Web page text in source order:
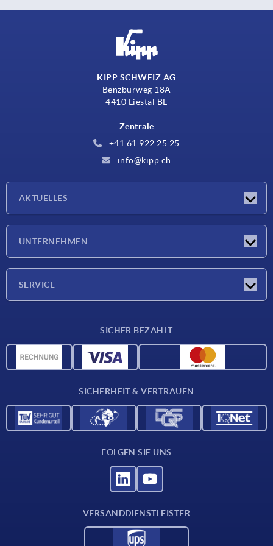
KIPP SCHWEIZ AG
Benzburweg 18A
4410 Liestal BL
Zentrale
+41 61 922 25 25
info@kipp.ch
AKTUELLES
UNTERNEHMEN
SERVICE
CAD-Daten
SICHER BEZAHLT
SICHERHEIT & VERTRAUEN
FOLGEN SIE UNS
VERSANDDIENSTLEISTER